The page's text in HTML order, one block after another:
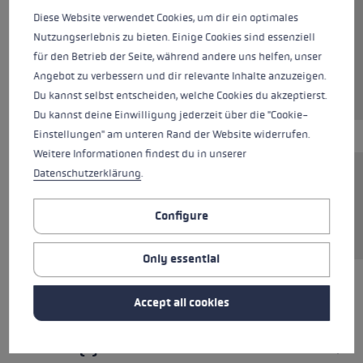
Colours black-bright red-neonyellow
currently not available
The Thermo Drinkbelt is an insulating belt for
drinks warm for up to four hours.
ALL FEATURES
Diese Website verwendet Cookies, um dir ein optimales
Nutzungserlebnis zu bieten. Einige Cookies sind essenziell
für den Betrieb der Seite, während andere uns helfen, unser
Angebot zu verbessern und dir relevante Inhalte anzuzeigen.
Du kannst selbst entscheiden, welche Cookies du akzeptierst.
Du kannst deine Einwilligung jederzeit über die "Cookie-
Einstellungen" am unteren Rand der Website widerrufen.
Weitere Informationen findest du in unserer
Datenschutzerklärung.
Configure
Only essential
Accept all cookies